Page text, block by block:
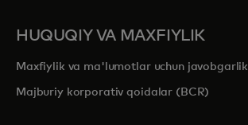
HUQUQIY VA MAXFIYLIK
Maxfiylik va ma'lumotlar uchun javobgarlik
Majburiy korporativ qoidalar (BCR)